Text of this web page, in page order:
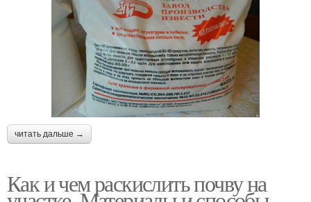
читать дальше →
Как и чем раскислить почву на